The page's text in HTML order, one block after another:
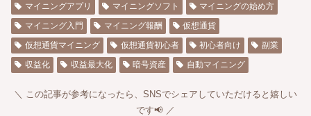
マイニングアプリ
マイニングソフト
マイニングの始め方
マイニング入門
マイニング報酬
仮想通貨
仮想通貨マイニング
仮想通貨初心者 初心者向け
副業
収益化
収益最大化 暗号資産 自動マイニング
この記事が参考になったら、SNSでシェアしていただけると嬉しい
です📢